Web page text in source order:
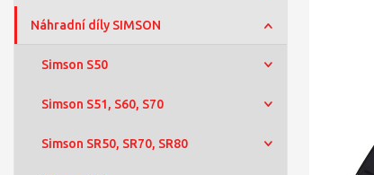
Náhradní díly SIMSON
Simson S50
Simson S51, S60, S70
Simson SR50, SR70, SR80